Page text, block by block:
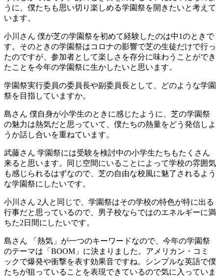
うに、僕たちも思い切り楽しめる学園祭を開きたいと考えて
います。
小川さん 僕が芝の学園祭を初めて経験したのは中1のときで
す。そのときの学園祭はコロナの影響で芝の生徒だけで行っ
たのですが、参加者として楽しさを存分に味わうことができ
たことを今年の学園祭に生かしたいと思います。
学園祭実行委員の委員長や副委員長として、どのような学園
祭を目指していますか。
島さん 僕自身が小学生のときに感じたように、芝の学園祭
の魅力は熱気だと思っていて、僕たちの熱量をどう発信しよ
うか話し合いを重ねています。
武藤さん 学園祭には受験を検討中の小学生たちもたくさん
来ると思います。同じ空間にいることによって学校の雰囲気
も感じられるはずなので、芝の自由な校風に魅了されるよう
な学園祭にしたいです。
小川さん 2人と同じで、学園祭はその学校の特色が特に出る
行事だと思っているので、男子校ならではのエネルギーに満
ちた2日間にしたいです。
島さん 「熱気」が一つのキーワードなので、今年の学園祭
のテーマは「BOOM」に決まりました。アメリカン・コミ
ックで爆発や衝撃を表す効果音ですね。シンプルな英語で僕
たちが狙っていることを表現できているので気に入っていま